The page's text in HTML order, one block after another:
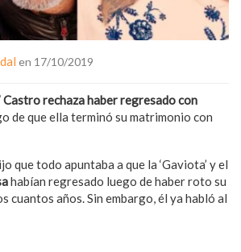
en 17/10/2019
Castrorechaza haber regresado con
de que ella terminó su matrimonio con
que todo apuntaba a que la ‘Gaviota’ y el
habían regresado luego de haber roto su
cuantos años. Sin embargo, él ya habló al